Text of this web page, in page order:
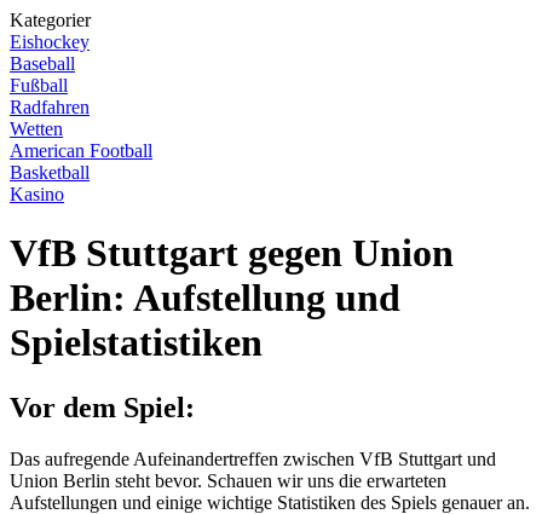
Kategorier
Eishockey
Baseball
Fußball
Radfahren
Wetten
American Football
Basketball
Kasino
VfB Stuttgart gegen Union
Berlin: Aufstellung und
Spielstatistiken
Vor dem Spiel:
Das aufregende Aufeinandertreffen zwischen VfB Stuttgart und
Union Berlin steht bevor. Schauen wir uns die erwarteten
Aufstellungen und einige wichtige Statistiken des Spiels genauer an.